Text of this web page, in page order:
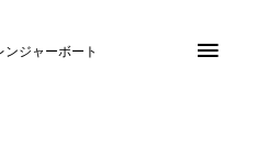
ジャーボート